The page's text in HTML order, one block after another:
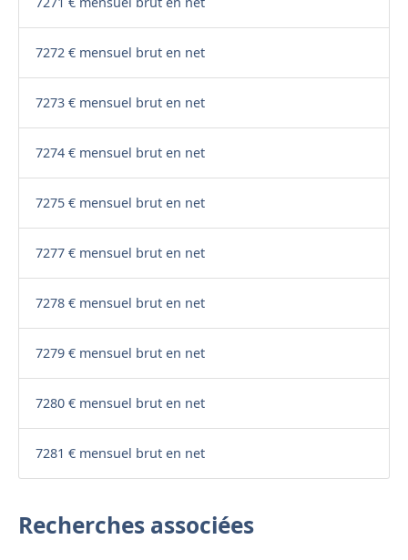
7272 € mensuel brut en net
7273 € mensuel brut en net
7274 € mensuel brut en net
7275 € mensuel brut en net
7277 € mensuel brut en net
7278 € mensuel brut en net
7279 € mensuel brut en net
7280 € mensuel brut en net
7281 € mensuel brut en net
Recherches associées